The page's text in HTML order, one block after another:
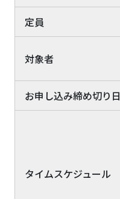
定員
対象者
お申し込み締め切り日
タイムスケジュール